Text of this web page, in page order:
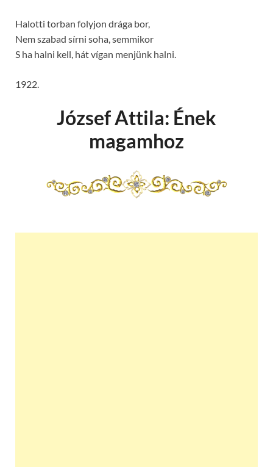
Halotti torban folyjon drága bor,
Nem szabad sírni soha, semmikor
S ha halni kell, hát vígan menjünk halni.
1922.
József Attila: Ének
magamhoz